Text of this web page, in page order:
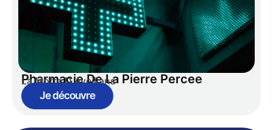
Pharmacie De La Pierre Percee
La Motte D Aveillans
Je découvre